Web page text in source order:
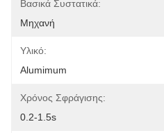
Βασικά Συστατικά:
Μηχανή
Υλικό:
Alumimum
Χρόνος Σφράγισης:
0.2-1.5s